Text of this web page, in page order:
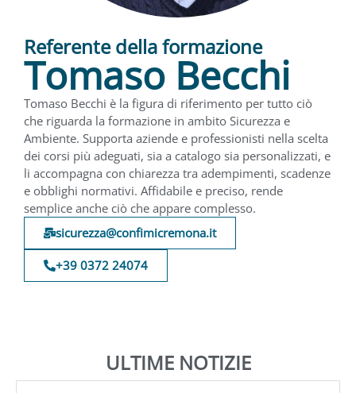
Referente della formazione
Tomaso Becchi
Tomaso Becchi è la figura di riferimento per tutto ciò
che riguarda la formazione in ambito Sicurezza e
Ambiente. Supporta aziende e professionisti nella scelta
dei corsi più adeguati, sia a catalogo sia personalizzati, e
li accompagna con chiarezza tra adempimenti, scadenze
e obblighi normativi. Affidabile e preciso, rende
semplice anche ciò che appare complesso.
sicurezza@confimicremona.it
+39 0372 24074
ULTIME NOTIZIE